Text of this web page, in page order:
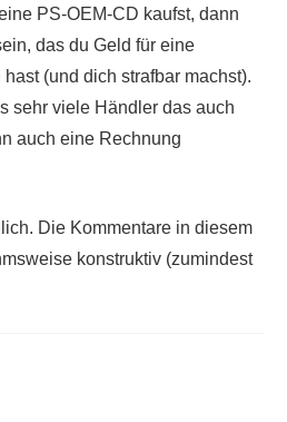
PS-OEM-CD kaufst, dann
das du Geld für eine
(und dich strafbar machst).
sehr viele Händler das auch
auch eine Rechnung
Die Kommentare in diesem
konstruktiv (zumindest